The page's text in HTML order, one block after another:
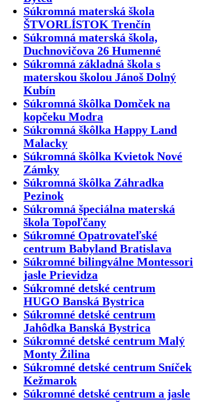
Súkromná materská škola
ŠTVORLÍSTOK Trenčín
Súkromná materská škola,
Duchnovičova 26 Humenné
Súkromná základná škola s
materskou školou Jánoš Dolný
Kubín
Súkromná škôlka Domček na
kopčeku Modra
Súkromná škôlka Happy Land
Malacky
Súkromná škôlka Kvietok Nové
Zámky
Súkromná škôlka Záhradka
Pezinok
Súkromná špeciálna materská
škola Topoľčany
Súkromné Opatrovateľské
centrum Babyland Bratislava
Súkromné bilingválne Montessori
jasle Prievidza
Súkromné detské centrum
HUGO Banská Bystrica
Súkromné detské centrum
Jahôdka Banská Bystrica
Súkromné detské centrum Malý
Monty Žilina
Súkromné detské centrum Sníček
Kežmarok
Súkromné detské centrum a jasle